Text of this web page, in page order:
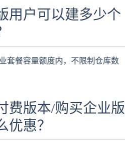
用户可以建多少个
套餐容量额度内，不限制仓库数
费版本/购买企业版
优惠？